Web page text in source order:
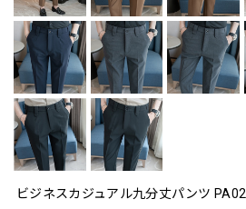
ビジネスカジュアル九分丈パンツ